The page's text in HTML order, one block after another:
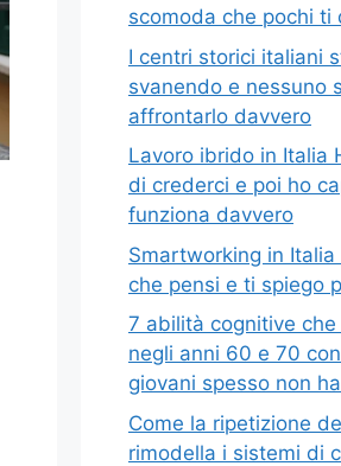
scomoda che pochi ti
I centri storici italiani
svanendo e nessuno
affrontarlo davvero
Lavoro ibrido in Italia
di crederci e poi ho
funziona davvero
Smartworking in
che pensi e ti spiego
7 abilità cognitive
negli anni 60 e 70
giovani spesso non
Come la ripetizione
rimodella i sistemi di